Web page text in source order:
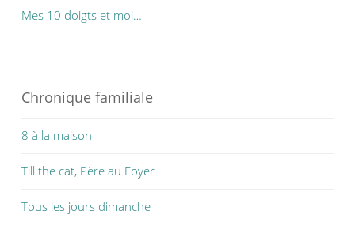
Mes 10 doigts et moi…
Chronique familiale
8 à la maison
Till the cat, Père au Foyer
Tous les jours dimanche